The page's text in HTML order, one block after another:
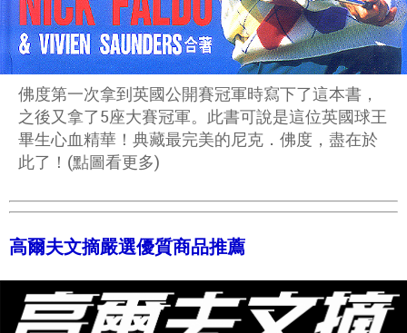
佛度第一次拿到英國公開賽冠軍時寫下了這本書，
之後又拿了5座大賽冠軍。此書可說是這位英國球王
畢生心血精華！典藏最完美的尼克．佛度，盡在於
此了！(點圖看更多)
高爾夫文摘嚴選優質商品推薦